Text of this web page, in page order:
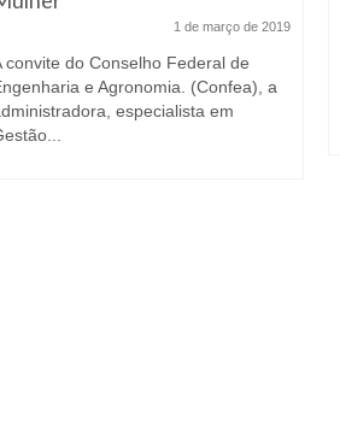
1 de março de 2019
convite do Conselho Federal de
e Agronomia. (Confea), a
especialista em